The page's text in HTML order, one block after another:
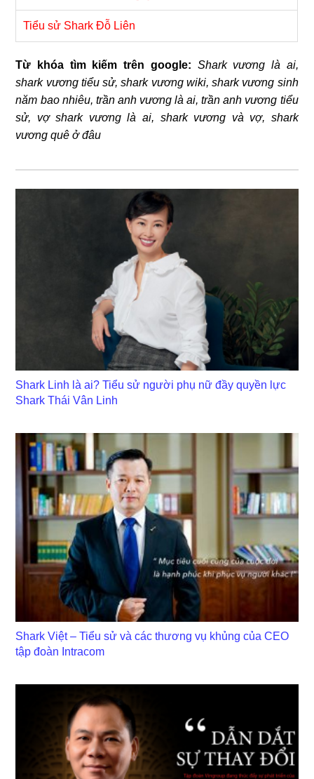
Tiểu sử Shark Đỗ Liên
Từ khóa tìm kiếm trên google: Shark vương là ai,
shark vương tiểu sử, shark vương wiki, shark vương sinh
năm bao nhiêu, trần anh vương là ai, trần anh vương tiểu
sử, vợ shark vương là ai, shark vương và vợ, shark
vương quê ở đâu
Shark Linh là ai? Tiểu sử người phụ nữ đầy quyền lực
Shark Thái Vân Linh
Shark Việt – Tiểu sử và các thương vụ khủng của CEO
tập đoàn Intracom